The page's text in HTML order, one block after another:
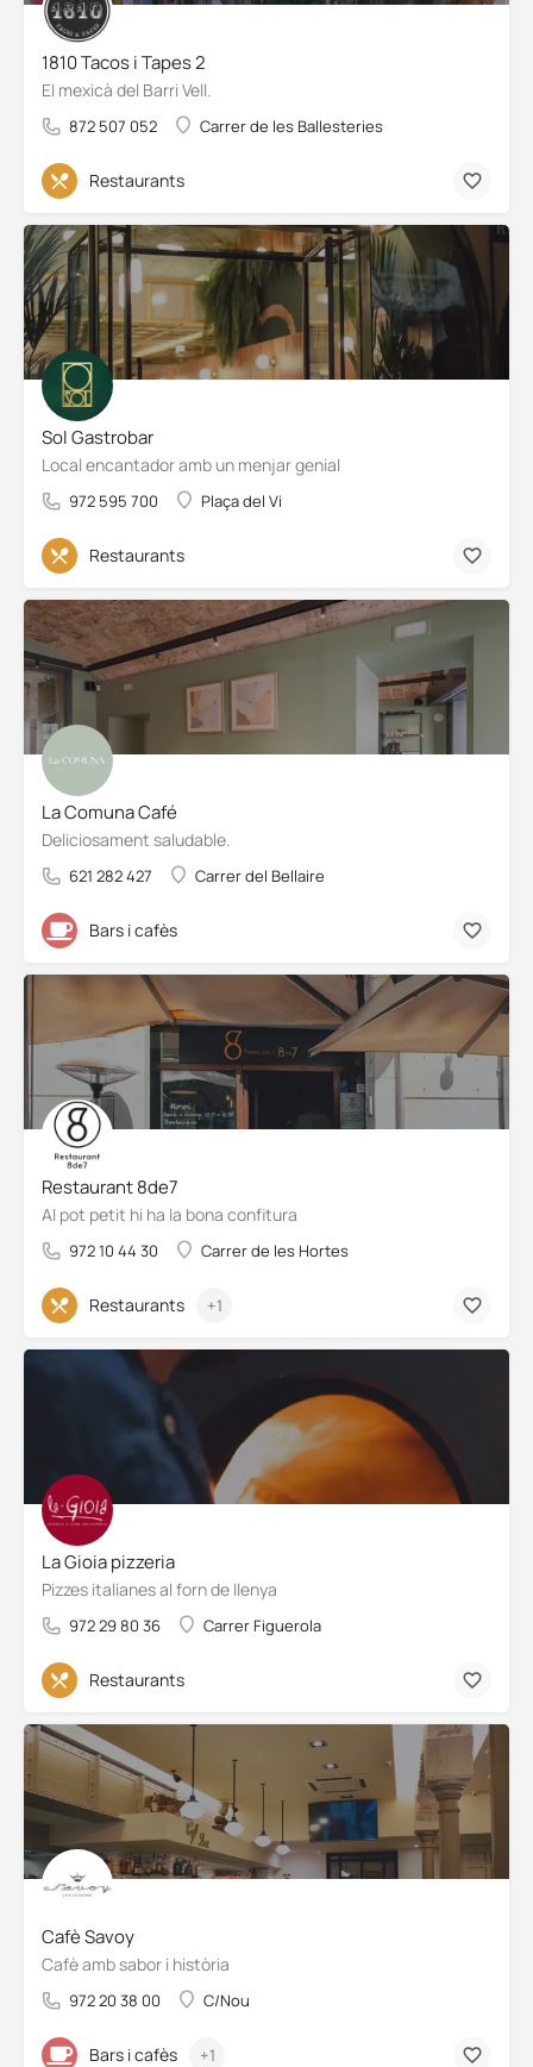
1810 Tacos i Tapes 2
El mexicà del Barri Vell.
872 507 052 Carrer de les Ballesteries
Restaurants
Sol Gastrobar
Local encantador amb un menjar genial
972 595 700 Plaça del Vi
Restaurants
La Comuna Café
Deliciosament saludable.
621 282 427 Carrer del Bellaire
Bars i cafès
Restaurant 8de7
Al pot petit hi ha la bona confitura
972 10 44 30 Carrer de les Hortes
Restaurants +1
La Gioia pizzeria
Pizzes italianes al forn de llenya
972 29 80 36 Carrer Figuerola
Restaurants
Cafè Savoy
Cafè amb sabor i història
972 20 38 00 C/Nou
Bars i cafès +1